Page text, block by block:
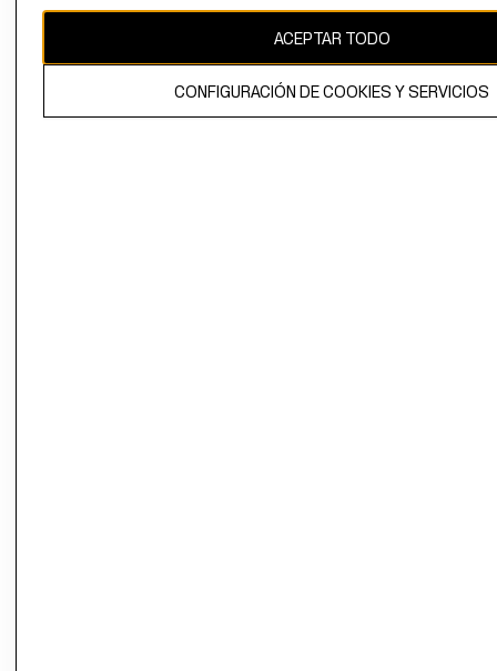
CAMBIAR REGIÓN
ACEPTAR TODO
CONFIGURACIÓN DE COOKIES Y SERVICIOS